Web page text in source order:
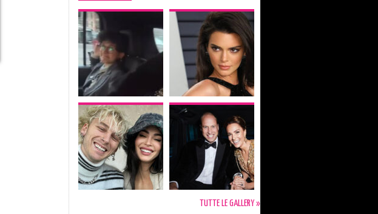
TUTTE LE GALLERY »